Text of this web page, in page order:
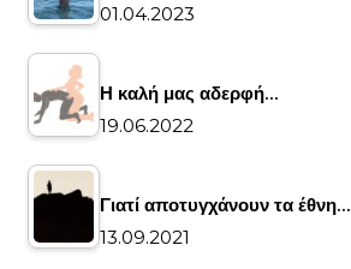
01.04.2023
Η καλή μας αδερφή…
19.06.2022
Γιατί αποτυγχάνουν τα έθνη…
13.09.2021